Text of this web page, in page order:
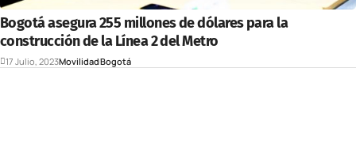
Bogotá asegura 255 millones de dólares para la
construcción de la Línea 2 del Metro
17 Julio, 2023MovilidadBogotá